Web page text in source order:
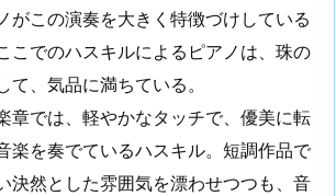
がこの演奏を大きく特徴づけしている
こでのハスキルによるピアノは、珠の
て、気品に満ちている。
章では、軽やかなタッチで、優美に転
楽を奏でているハスキル。短調作品で
決然とした雰囲気を漂わせつつも、音